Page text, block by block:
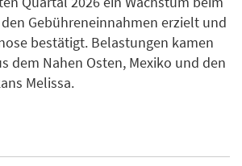
den Gebühreneinnahmen erzielt und
bestätigt. Belastungen kamen
dem Nahen Osten, Mexiko und den
Melissa.